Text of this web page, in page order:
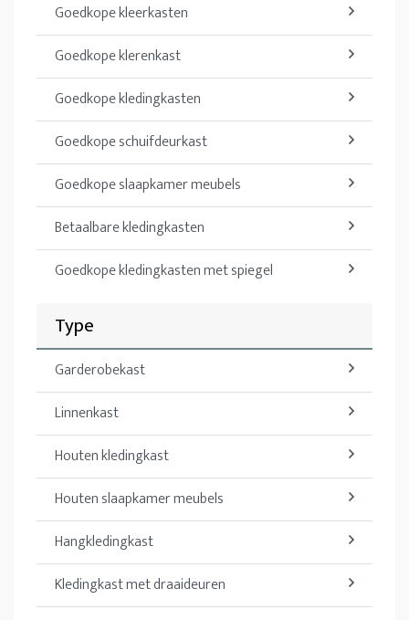
Goedkope kleerkasten
Goedkope klerenkast
Goedkope kledingkasten
Goedkope schuifdeurkast
Goedkope slaapkamer meubels
Betaalbare kledingkasten
Goedkope kledingkasten met spiegel
Type
Garderobekast
Linnenkast
Houten kledingkast
Houten slaapkamer meubels
Hangkledingkast
Kledingkast met draaideuren